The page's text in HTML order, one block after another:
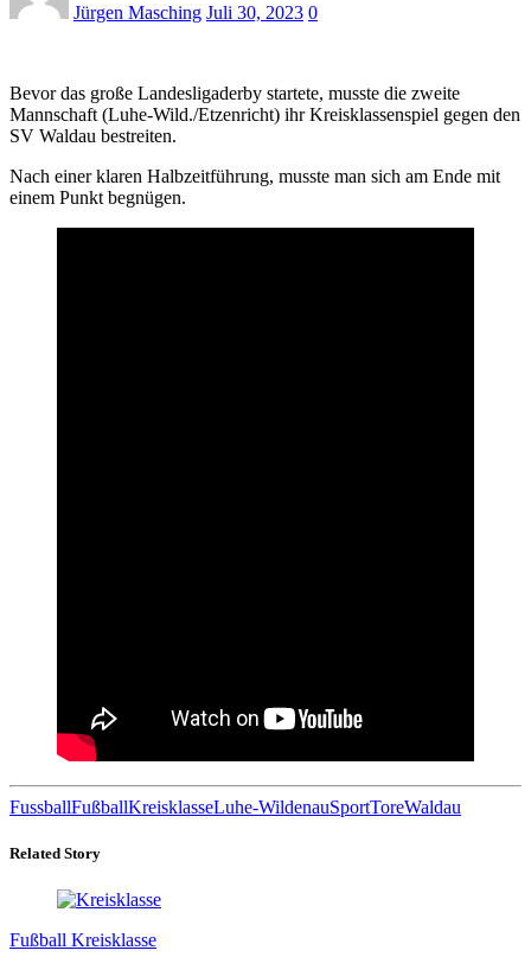
Jürgen Masching Juli 30, 2023 0
Bevor das große Landesligaderby startete, musste die zweite
Mannschaft (Luhe-Wild./Etzenricht) ihr Kreisklassenspiel gegen den
SV Waldau bestreiten.
Nach einer klaren Halbzeitführung, musste man sich am Ende mit
einem Punkt begnügen.
FussballFußballKreisklasseLuhe-WildenauSportToreWaldau
Related Story
Fußball Kreisklasse